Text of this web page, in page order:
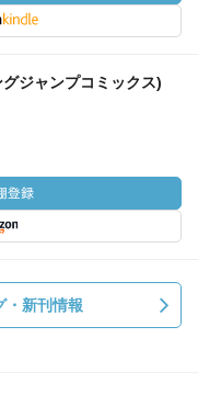
ジャンプコミックス)
・新刊情報